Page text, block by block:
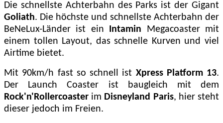
Die schnellste Achterbahn des Parks ist der Gigant
Goliath. Die höchste und schnellste Achterbahn der
BeNeLux-Länder ist ein Intamin Megacoaster mit
einem tollen Layout, das schnelle Kurven und viel
Airtime bietet.
Mit 90km/h fast so schnell ist Xpress Platform 13.
Der Launch Coaster ist baugleich mit dem
Rock'n'Rollercoaster im Disneyland Paris, hier steht
dieser jedoch im Freien.